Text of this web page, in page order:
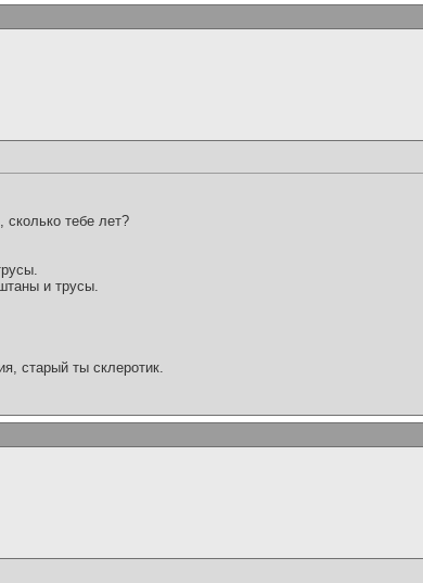
тебе лет?
и трусы.
старый ты склеротик.